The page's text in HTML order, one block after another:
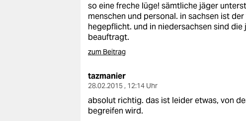
so eine freche lüge! sämtliche jäger
menschen und personal. in sachsen ist
hegepflicht. und in niedersachsen sind
beauftragt.
zum Beitrag
tazmanier
28.02.2015 , 12:14 Uhr
absolut richtig. das ist leider etwas, von
begreifen wird.